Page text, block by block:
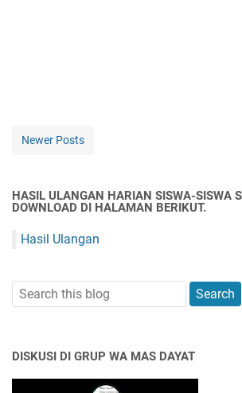
Newer Posts
HASIL ULANGAN HARIAN SISWA-SISWA
DOWNLOAD DI HALAMAN BERIKUT.
Hasil Ulangan
DISKUSI DI GRUP WA MAS DAYAT